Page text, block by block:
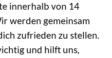
innerhalb von 14
werden gemeinsam
zufrieden zu stellen.
und hilft uns,